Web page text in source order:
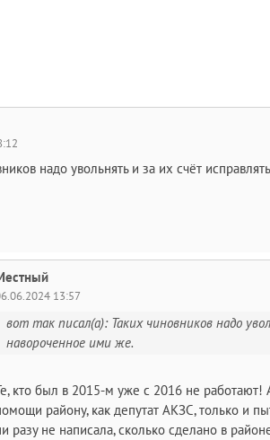
надо увольнять и за их счёт
13:57
вот так писал(а): Таких чиновников надо
навороченное ими же.
кто был в 2015-м уже с 2016 не
району, как депутат АКЗС, только и
разу не написала, сколько сделано в